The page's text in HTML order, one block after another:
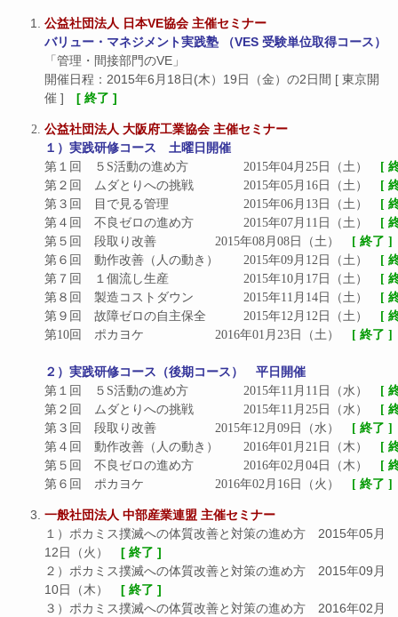
公益社団法人 日本VE協会 主催セミナー
バリュー・マネジメント実践塾 （VES 受験単位取得コース）
「管理・間接部門のVE」
開催日程：2015年6月18日(木）19日（金）の2日間 [ 東京開
催 ] [ 終了 ]
公益社団法人 大阪府工業協会 主催セミナー
１）実践研修コース　土曜日開催
第１回　５S活動の進め方		2015年04月25日（土）
[
第２回　ムダとりへの挑戦		2015年05月16日（土）
[
第３回　目で見る管理			2015年06月13日（土）
[
第４回　不良ゼロの進め方		2015年07月11日（土）
[
第５回　段取り改善			2015年08月08日（土）
[ 終了 ]
第６回　動作改善（人の動き）	2015年09月12日（土）
[
第７回　１個流し生産			2015年10月17日（土）
[
第８回　製造コストダウン		2015年11月14日（土）
[
第９回　故障ゼロの自主保全		2015年12月12日（土）
[
第10回　ポカヨケ			2016年01月23日（土）
[ 終了 ]
２）実践研修コース（後期コース）　平日開催
第１回　５S活動の進め方		2015年11月11日（水）
[
第２回　ムダとりへの挑戦		2015年11月25日（水）
[
第３回　段取り改善			2015年12月09日（水）
[ 終了 ]
第４回　動作改善（人の動き）	2016年01月21日（木）
[
第５回　不良ゼロの進め方		2016年02月04日（木）
[
第６回　ポカヨケ			2016年02月16日（火）
[ 終了 ]
一般社団法人 中部産業連盟 主催セミナー
１）ポカミス撲滅への体質改善と対策の進め方 2015年05月
12日（火） [ 終了 ]
２）ポカミス撲滅への体質改善と対策の進め方 2015年09月
10日（木） [ 終了 ]
３）ポカミス撲滅への体質改善と対策の進め方 2016年02月